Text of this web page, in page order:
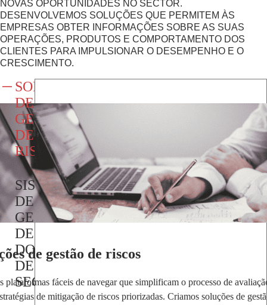
NOVAS OPORTUNIDADES NO SECTOR.
DESENVOLVEMOS SOLUÇÕES QUE PERMITEM ÀS
EMPRESAS OBTER INFORMAÇÕES SOBRE AS SUAS
OPERAÇÕES, PRODUTOS E COMPORTAMENTO DOS
CLIENTES PARA IMPULSIONAR O DESEMPENHO E O
CRESCIMENTO.
SOLUÇÕES
DE
GESTÃO
DE
RISCOS
SISTEMA
DE
GESTÃO
DE
DOCUMENTOS
DE
SEGUROS
de gestão de riscos
plataformas fáceis de navegar que simplificam o processo de
de mitigação de riscos priorizadas. Criamos soluções de